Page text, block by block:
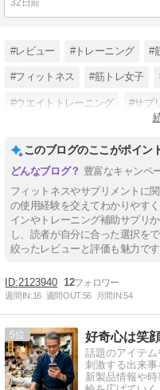
32日前
#レビュー #トレーニング #
#フィットネス #筋トレ女子
#ウエイトトレーニング #サプ
このブログのここがポイン
豊富なキャンペ
フィットネスやサプリメントに
の使用経験を交えてわかりやす
インやトレーニング補助サプリ
し、読者が自分に合った選択を
絞ったレビューと評価も魅力です
2123940 12
週間IN:16 週間OUT:56 月間IN:54
5
話題のアイテ
刺激する出来
新製品情報や